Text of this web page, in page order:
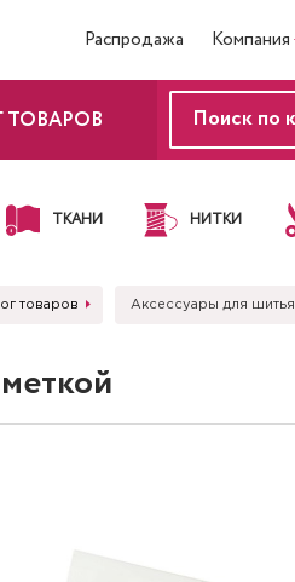
Распродажа Компания
ТОВАРОВ
ТКАНИ НИТКИ
товаров Аксессуары для шитья